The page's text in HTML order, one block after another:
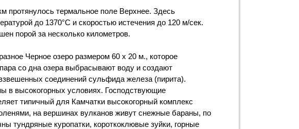
протянулось термальное поле Верхнее. Здесь
до 1370°С и скоростью истечения до 120 м/сек.
порой за несколько километров.
Черное озеро размером 60 х 20 м., которое
со дна озера выбрасывают воду и создают
соединений сульфида железа (пирита).
в высокогорных условиях. Господствующие
типичный для Камчатки высокогорный комплекс
на вершинах вулканов живут снежные бараны, по
тундряные куропатки, короткоклювые зуйки, горные